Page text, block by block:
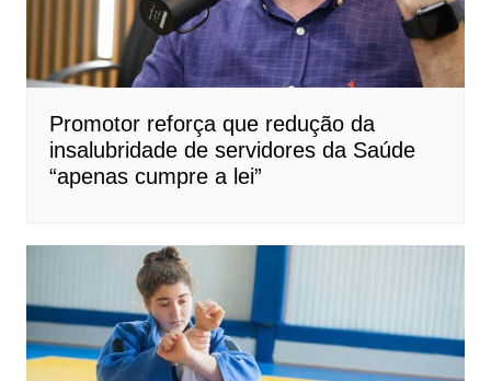
Promotor reforça que redução da
insalubridade de servidores da Saúde
“apenas cumpre a lei”